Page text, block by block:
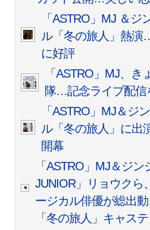
「ASTRO」MJ ＆ジ
ル「冬の旅人」熱
に好評
「ASTRO」MJ、
隊…記念ライブ配信
「ASTRO」MJ＆ジ
ル「冬の旅人」に出
開幕
「ASTRO」MJ＆ジ
JUNIOR」リョウクら
ージカル俳優が総出
「冬の旅人」キャス